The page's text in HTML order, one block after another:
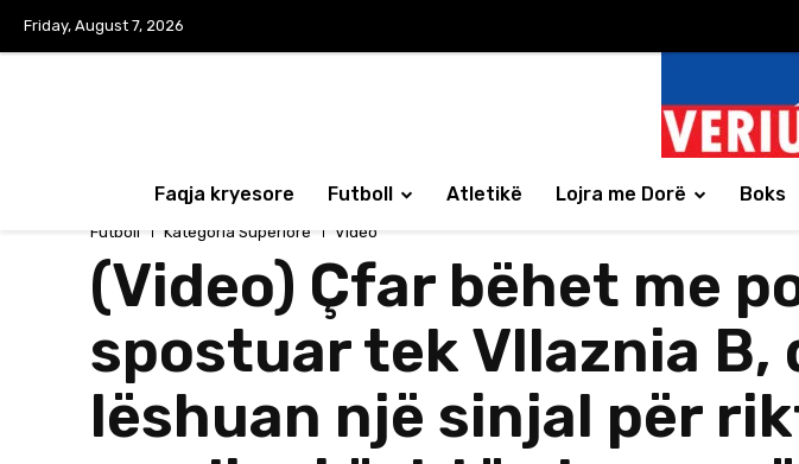
Friday, August 7, 2026
Faqja kryesore Futboll Atletikë Lojra me Dorë Boks
Futboll Kategoria Superiore Video
(Video) Çfar bëhet me
spostuar tek Vllaznia
lëshuan një sinjal për